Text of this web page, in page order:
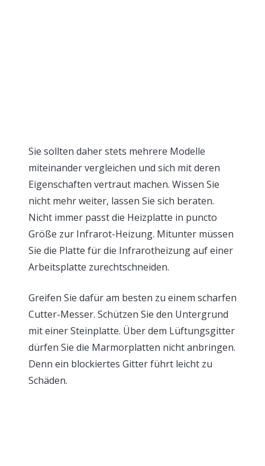
Sie sollten daher stets mehrere Modelle
miteinander vergleichen und sich mit deren
Eigenschaften vertraut machen. Wissen Sie
nicht mehr weiter, lassen Sie sich beraten.
Nicht immer passt die Heizplatte in puncto
Größe zur Infrarot-Heizung. Mitunter müssen
Sie die Platte für die Infrarotheizung auf einer
Arbeitsplatte zurechtschneiden.
Greifen Sie dafür am besten zu einem scharfen
Cutter-Messer. Schützen Sie den Untergrund
mit einer Steinplatte. Über dem Lüftungsgitter
dürfen Sie die Marmorplatten nicht anbringen.
Denn ein blockiertes Gitter führt leicht zu
Schäden.